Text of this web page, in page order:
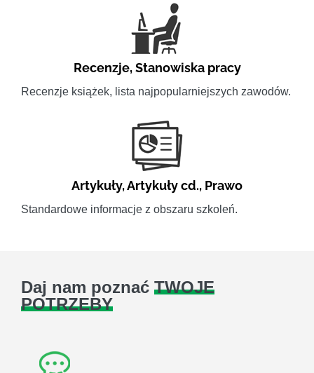
Recenzje,Stanowiska pracy
Recenzje książek, lista najpopularniejszych zawodów.
Artykuły,Artykuły cd., Prawo
Standardowe informacje z obszaru szkoleń.
Daj nam poznać TWOJE
POTRZEBY